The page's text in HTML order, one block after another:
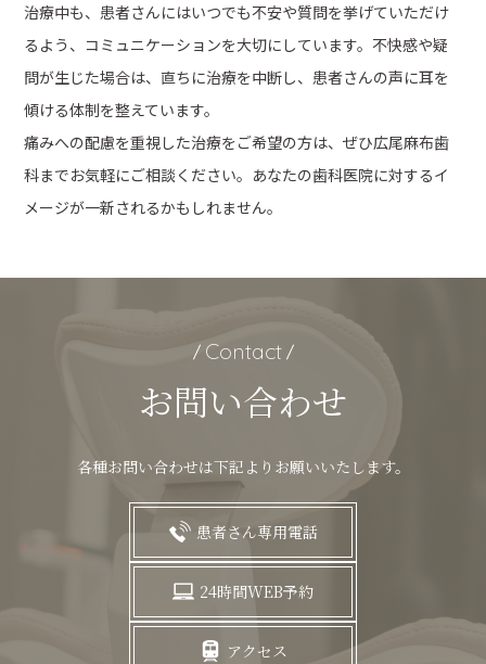
治療中も、患者さんにはいつでも不安や質問を挙げていただけ
るよう、コミュニケーションを大切にしています。不快感や疑
問が生じた場合は、直ちに治療を中断し、患者さんの声に耳を
傾ける体制を整えています。
痛みへの配慮を重視した治療をご希望の方は、ぜひ広尾麻布歯
科までお気軽にご相談ください。あなたの歯科医院に対するイ
メージが一新されるかもしれません。
Contact
お問い合わせ
各種お問い合わせは下記よりお願いいたします。
患者さん専用電話
24時間WEB予約
アクセス